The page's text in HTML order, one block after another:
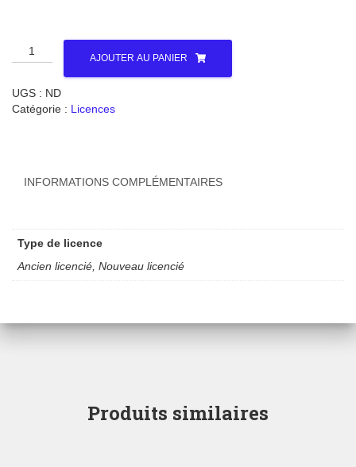
quantité
de
Senior
AJOUTER AU PANIER
UGS : ND
Catégorie : Licences
INFORMATIONS COMPLÉMENTAIRES
Type de licence
Ancien licencié, Nouveau licencié
Produits similaires